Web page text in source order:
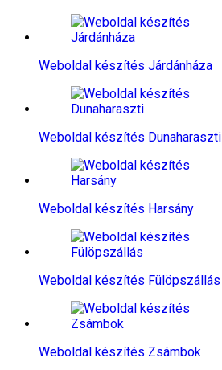
Weboldal készítés​ Járdánháza
Weboldal készítés​ Dunaharaszti
Weboldal készítés​ Harsány
Weboldal készítés​ Fülöpszállás
Weboldal készítés​ Zsámbok